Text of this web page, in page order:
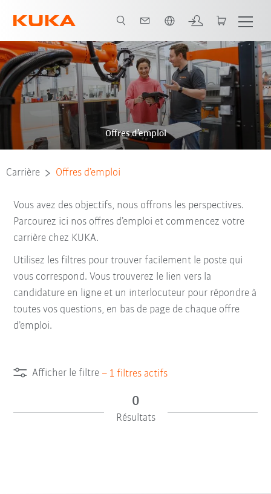
Offres d’emploi
Carrière Offres d’emploi
Vous avez des objectifs, nous offrons les perspectives.
Parcourez ici nos offres d’emploi et commencez votre
carrière chez KUKA.
Utilisez les filtres pour trouver facilement le poste qui
vous correspond. Vous trouverez le lien vers la
candidature en ligne et un interlocuteur pour répondre à
toutes vos questions, en bas de page de chaque offre
d’emploi.
Afficher le filtre – 1 filtres actifs
0
Résultats